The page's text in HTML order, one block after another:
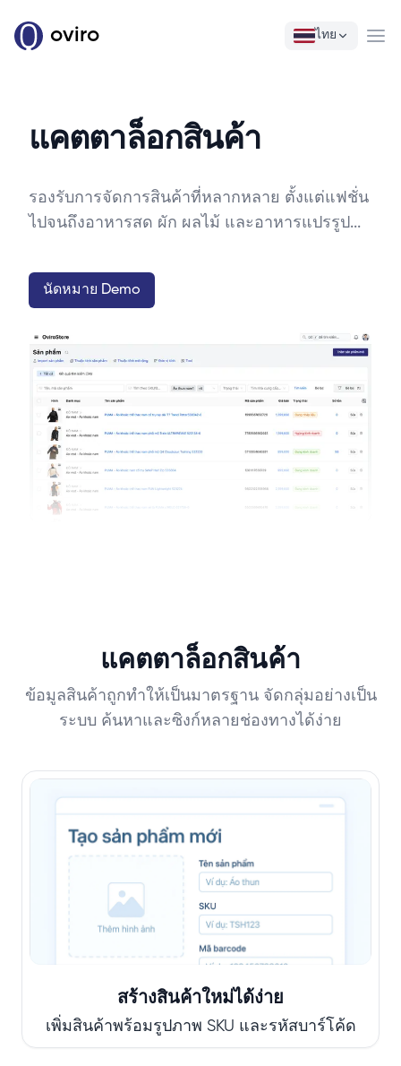
oviro ไทย
แคตตาล็อกสินค้า
รองรับการจัดการสินค้าที่หลากหลาย ตั้งแต่แฟชั่น
ไปจนถึงอาหารสด ผัก ผลไม้ และอาหารแปรรูป...
นัดหมาย Demo
แคตตาล็อกสินค้า
ข้อมูลสินค้าถูกทำให้เป็นมาตรฐาน จัดกลุ่มอย่างเป็น
ระบบ ค้นหาและซิงก์หลายช่องทางได้ง่าย
สร้างสินค้าใหม่ได้ง่าย
เพิ่มสินค้าพร้อมรูปภาพ SKU และรหัสบาร์โค้ด